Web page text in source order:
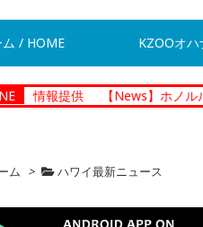
/ HOME KZOOオ
【News】ホノルル警察 ドロ
ム > ハワイ最新ニュース